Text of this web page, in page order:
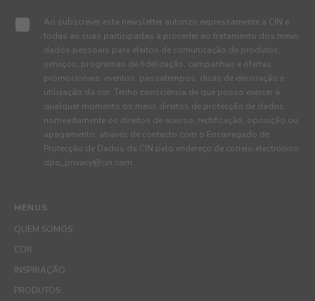
MENUS
QUEM SOMOS
COR
INSPIRAÇÃO
PRODUTOS
Ao subscrever esta newsletter autorizo expressamente a CIN e
todas as suas participadas a proceder ao tratamento dos meus
dados pessoais para efeitos de comunicação de produtos,
serviços, programas de fidelização, campanhas e ofertas
promocionais, eventos, passatempos, dicas de decoração e
utilização da cor. Tenho consciência de que posso exercer a
qualquer momento os meus direitos de protecção de dados,
nomeadamente os direitos de acesso, rectificação, oposição ou
apagamento, através de contacto com o Encarregado de
Protecção de Dados da CIN pelo endereço de correio electrónico
dpo_privacy@cin.com